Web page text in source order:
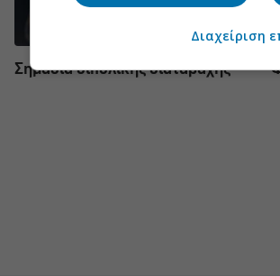
Σημάδια διπολικής διαταραχής
Διαχείριση